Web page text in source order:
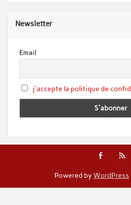
Newsletter
Email
j'accepte la politique de
Powered by WordPress